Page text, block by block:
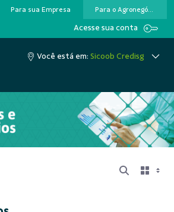
principal
Para sua Empresa Para o Agronegócio
Acesse sua conta
Você está em: Sicoob Credisg